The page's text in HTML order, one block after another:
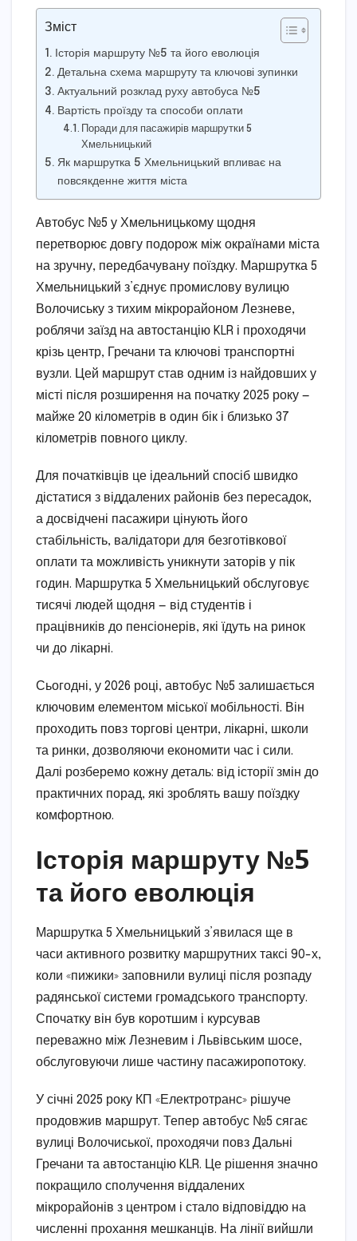
Зміст
Історія маршруту №5 та його еволюція
Детальна схема маршруту та ключові зупинки
Актуальний розклад руху автобуса №5
Вартість проїзду та способи оплати
Поради для пасажирів маршрутки 5
Хмельницький
Як маршрутка 5 Хмельницький впливає на
повсякденне життя міста
Автобус №5 у Хмельницькому щодня
перетворює довгу подорож між окраїнами міста
на зручну, передбачувану поїздку. Маршрутка 5
Хмельницький з’єднує промислову вулицю
Волочиську з тихим мікрорайоном Лезневе,
роблячи заїзд на автостанцію KLR і проходячи
крізь центр, Гречани та ключові транспортні
вузли. Цей маршрут став одним із найдовших у
місті після розширення на початку 2025 року —
майже 20 кілометрів в один бік і близько 37
кілометрів повного циклу.
Для початківців це ідеальний спосіб швидко
дістатися з віддалених районів без пересадок,
а досвідчені пасажири цінують його
стабільність, валідатори для безготівкової
оплати та можливість уникнути заторів у пік
годин. Маршрутка 5 Хмельницький обслуговує
тисячі людей щодня — від студентів і
працівників до пенсіонерів, які їдуть на ринок
чи до лікарні.
Сьогодні, у 2026 році, автобус №5 залишається
ключовим елементом міської мобільності. Він
проходить повз торгові центри, лікарні, школи
та ринки, дозволяючи економити час і сили.
Далі розберемо кожну деталь: від історії змін до
практичних порад, які зроблять вашу поїздку
комфортною.
Історія маршруту №5
та його еволюція
Маршрутка 5 Хмельницький з’явилася ще в
часи активного розвитку маршрутних таксі 90-х,
коли «пижики» заповнили вулиці після розпаду
радянської системи громадського транспорту.
Спочатку він був коротшим і курсував
переважно між Лезневим і Львівським шосе,
обслуговуючи лише частину пасажиропотоку.
У січні 2025 року КП «Електротранс» рішуче
продовжив маршрут. Тепер автобус №5 сягає
вулиці Волочиської, проходячи повз Дальні
Гречани та автостанцію KLR. Це рішення значно
покращило сполучення віддалених
мікрорайонів з центром і стало відповіддю на
численні прохання мешканців. На лінії вийшли